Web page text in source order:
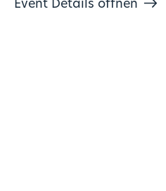
Event Details öffnen